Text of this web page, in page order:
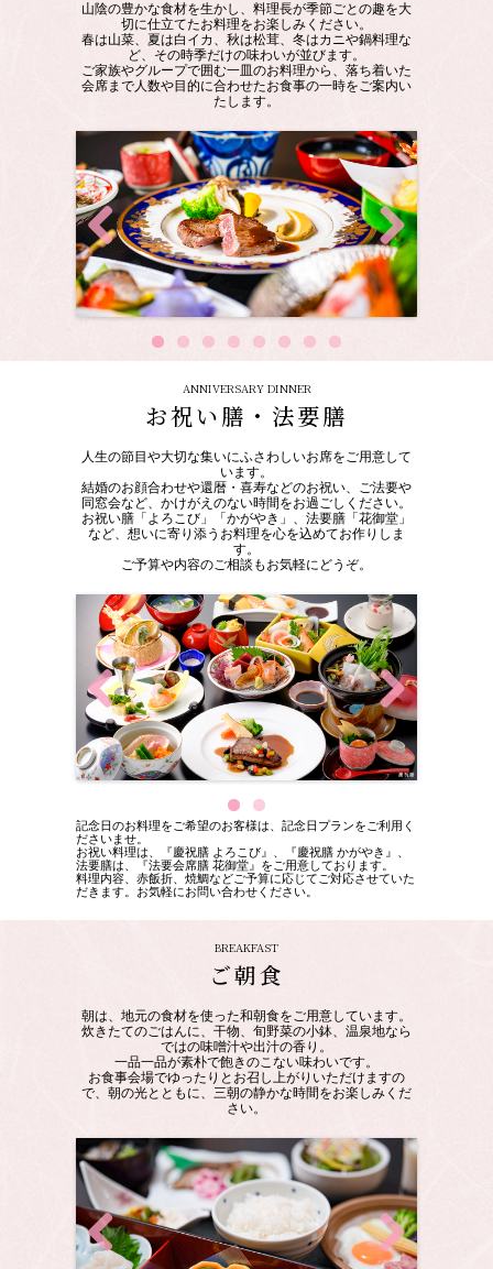
山陰の豊かな食材を生かし、料理長が季節ごとの趣を大
切に仕立てたお料理をお楽しみください。
春は山菜、夏は白イカ、秋は松茸、冬はカニや鍋料理な
ど、その時季だけの味わいが並びます。
ご家族やグループで囲む一皿のお料理から、落ち着いた
会席まで人数や目的に合わせたお食事の一時をご案内い
たします。
Previous Next
ANNIVERSARY DINNER
お祝い膳・法要膳
人生の節目や大切な集いにふさわしいお席をご用意して
います。
結婚のお顔合わせや還暦・喜寿などのお祝い、ご法要や
同窓会など、かけがえのない時間をお過ごしください。
お祝い膳「よろこび」「かがやき」、法要膳「花御堂」
など、想いに寄り添うお料理を心を込めてお作りしま
す。
ご予算や内容のご相談もお気軽にどうぞ。
Previous Next
記念日のお料理をご希望のお客様は、記念日プランをご利用く
ださいませ。
お祝い料理は、『慶祝膳 よろこび』、『慶祝膳 かがやき』、
法要膳は、『法要会席膳 花御堂』をご用意しております。
料理内容、赤飯折、焼鯛などご予算に応じてご対応させていた
だきます。お気軽にお問い合わせください。
BREAKFAST
ご朝食
朝は、地元の食材を使った和朝食をご用意しています。
炊きたてのごはんに、干物、旬野菜の小鉢、温泉地なら
ではの味噌汁や出汁の香り。
一品一品が素朴で飽きのこない味わいです。
お食事会場でゆったりとお召し上がりいただけますの
で、朝の光とともに、三朝の静かな時間をお楽しみくだ
さい。